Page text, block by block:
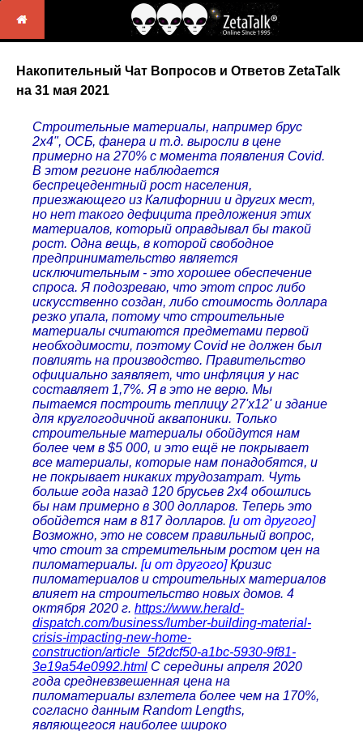
Накопительный Чат Вопросов и Ответов ZetaTalk
на 31 мая 2021
Строительные материалы, например брус
2x4", ОСБ, фанера и т.д. выросли в цене
примерно на 270% с момента появления Covid.
В этом регионе наблюдается
беспрецедентный рост населения,
приезжающего из Калифорнии и других мест,
но нет такого дефицита предложения этих
материалов, который оправдывал бы такой
рост. Одна вещь, в которой свободное
предпринимательство является
исключительным - это хорошее обеспечение
спроса. Я подозреваю, что этот спрос либо
искусственно создан, либо стоимость доллара
резко упала, потому что строительные
материалы считаются предметами первой
необходимости, поэтому Covid не должен был
повлиять на производство. Правительство
официально заявляет, что инфляция у нас
составляет 1,7%. Я в это не верю. Мы
пытаемся построить теплицу 27'x12' и здание
для круглогодичной аквапоники. Только
строительные материалы обойдутся нам
более чем в $5 000, и это ещё не покрывает
все материалы, которые нам понадобятся, и
не покрывает никаких трудозатрат. Чуть
больше года назад 120 брусьев 2x4 обошлись
бы нам примерно в 300 долларов. Теперь это
обойдется нам в 817 долларов. [и от другого]
Возможно, это не совсем правильный вопрос,
что стоит за стремительным ростом цен на
пиломатериалы. [и от другого] Кризис
пиломатериалов и строительных материалов
влияет на строительство новых домов. 4
октября 2020 г. https://www.herald-
dispatch.com/business/lumber-building-material-
crisis-impacting-new-home-
construction/article_5f2dcf50-a1bc-5930-9f81-
3e19a54e0992.html С середины апреля 2020
года средневзвешенная цена на
пиломатериалы взлетела более чем на 170%,
согласно данным Random Lengths,
являющегося наиболее широко